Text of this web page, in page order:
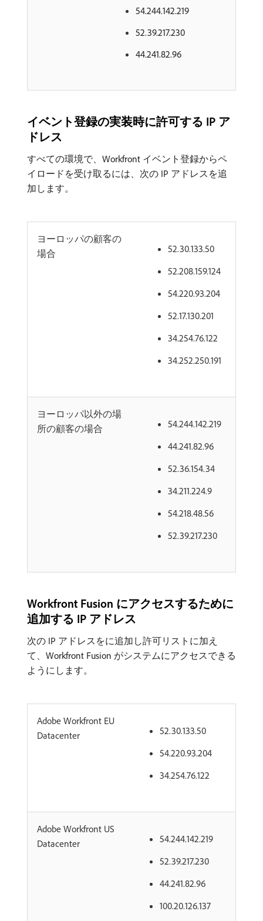
54.244.142.219
52.39.217.230
44.241.82.96
イベント登録の実装時に許可する IP ア
ドレス
すべての環境で、Workfront イベント登録からペ
イロードを受け取るには、次の IP アドレスを追
加します。
ヨーロッパの顧客の
場合
52.30.133.50
52.208.159.124
54.220.93.204
52.17.130.201
34.254.76.122
34.252.250.191
ヨーロッパ以外の場
所の顧客の場合
54.244.142.219
44.241.82.96
52.36.154.34
34.211.224.9
54.218.48.56
52.39.217.230
Workfront Fusion にアクセスするために
追加する IP アドレス
次の IP アドレスをに追加し許可リストに加え
て、Workfront Fusion がシステムにアクセスできる
ようにします。
Adobe Workfront EU
Datacenter
52.30.133.50
54.220.93.204
34.254.76.122
Adobe Workfront US
Datacenter
54.244.142.219
52.39.217.230
44.241.82.96
100.20.126.137